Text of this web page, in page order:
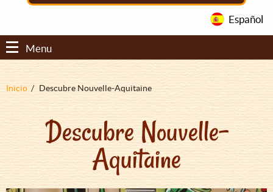
Español
Menu
Sobrescribir
ayuda
la
navegación
Inicio Descubre Nouvelle-Aquitaine
Descubre Nouvelle-
Aquitaine